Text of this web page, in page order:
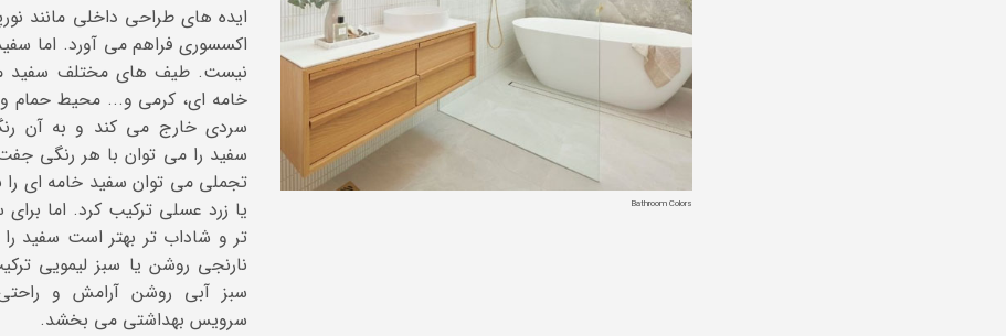
Bathroom Colors
ایده های طراحی داخلی مانند
اکسسوری فراهم می آورد. اما
نیست. طیف های مختلف سفید
خامه ای، کرمی و... محیط حمام
سردی خارج می کند و به آن
سفید را می توان با هر رنگی
تجملی می توان سفید خامه ای
یا زرد عسلی ترکیب کرد. اما
تر و شاداب تر بهتر است سفید
نارنجی روشن یا سبز لیمویی
سبز آبی روشن آرامش و
سرویس بهداشتی می بخشد.